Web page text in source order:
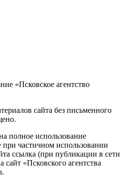
«Псковское агентство
сайта без письменного
полное использование
при частичном использовании
ссылка (при публикации в сети
«Псковского агентства